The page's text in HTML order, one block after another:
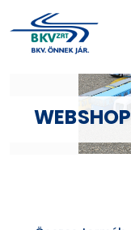
WEBSHOP